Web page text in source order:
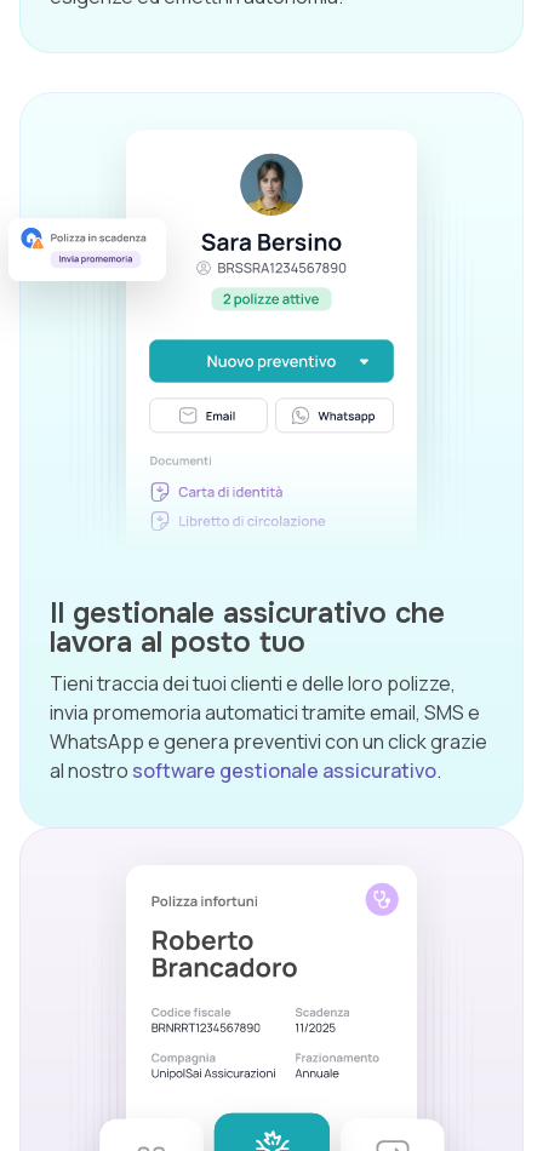
Il gestionale assicurativo che
lavora al posto tuo
Tieni traccia dei tuoi clienti e delle loro polizze,
invia promemoria automatici tramite email, SMS e
WhatsApp e genera preventivi con un click grazie
al nostro software gestionale assicurativo.